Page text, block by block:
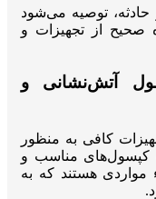
حادثه، توصیه می‌شود
صحیح از تجهیزات و
آتش‌نشانی و
کافی به منظور
کپسول‌های مناسب و
مواردی هستند که به